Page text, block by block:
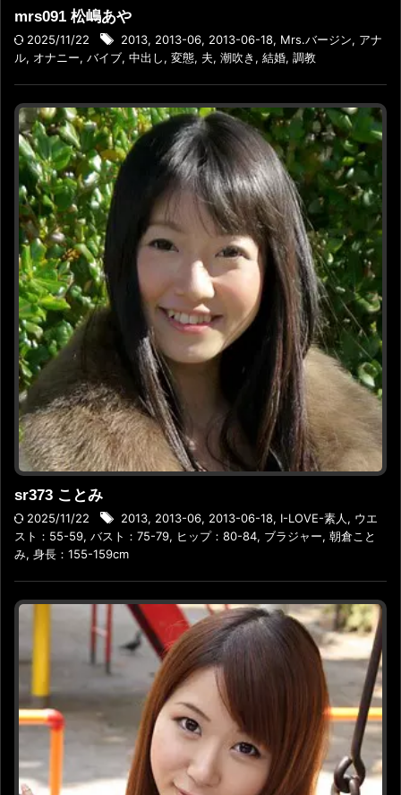
mrs091 松嶋あや
2025/11/22 2013, 2013-06, 2013-06-18, Mrs.バージン, アナ
ル, オナニー, バイブ, 中出し, 変態, 夫, 潮吹き , 結婚, 調教
sr373 ことみ
2025/11/22 2013, 2013-06, 2013-06-18, I-LOVE-素人 , ウエ
スト：55-59, バスト：75-79, ヒップ：80-84, ブラジャー, 朝倉こと
み, 身長：155-159cm